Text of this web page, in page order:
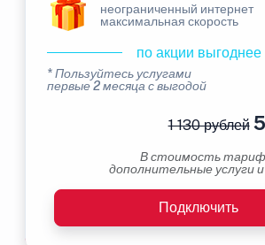
неограниченный интернет
максимальная скорость
по акции выгоднее
* Пользуйтесь услугами
первые 2 месяца с выгодой
1 130 рублей
В стоимость
дополнительные услуги
Подключить